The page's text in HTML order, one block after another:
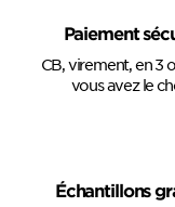
Paiement
CB, virement, en 3
vous avez le
Échantillons